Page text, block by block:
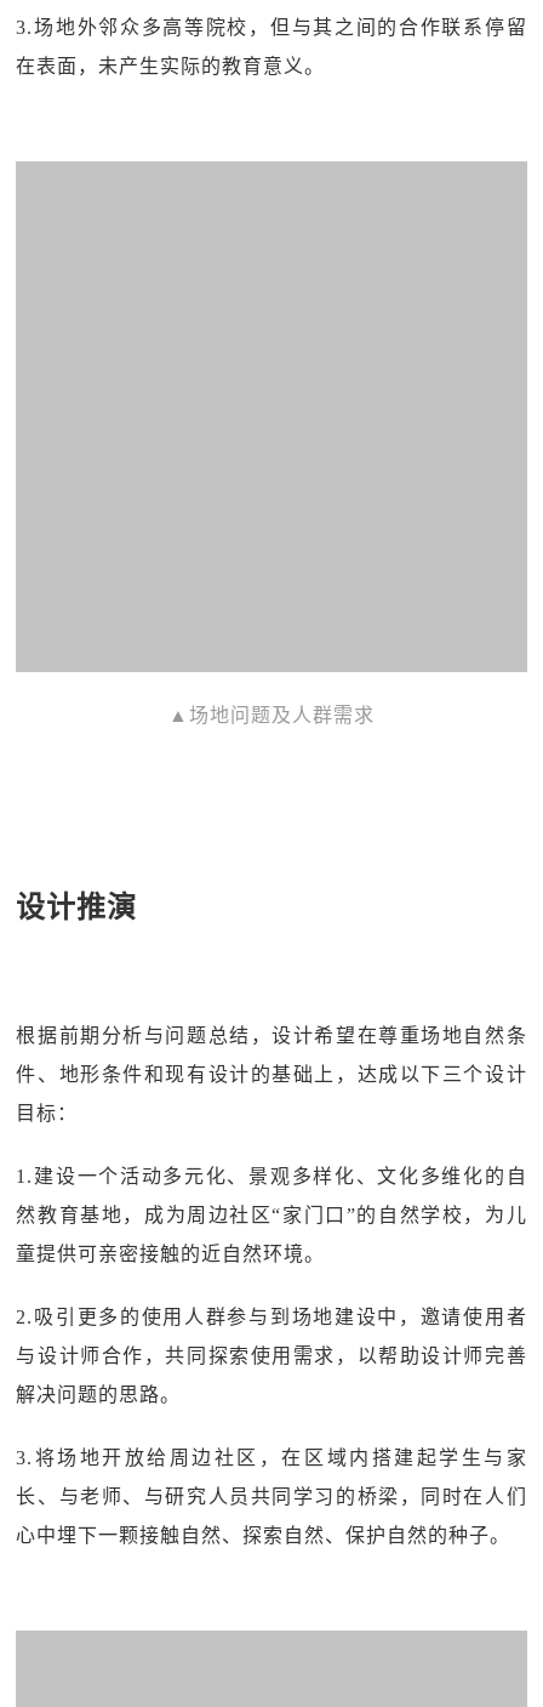
3.场地外邻众多高等院校，但与其之间的合作联系停留
在表面，未产生实际的教育意义。
▲场地问题及人群需求
设计推演
根据前期分析与问题总结，设计希望在尊重场地自然条
件、地形条件和现有设计的基础上，达成以下三个设计
目标：
1.建设一个活动多元化、景观多样化、文化多维化的自
然教育基地，成为周边社区“家门口”的自然学校，为儿
童提供可亲密接触的近自然环境。
2.吸引更多的使用人群参与到场地建设中，邀请使用者
与设计师合作，共同探索使用需求，以帮助设计师完善
解决问题的思路。
3.将场地开放给周边社区，在区域内搭建起学生与家
长、与老师、与研究人员共同学习的桥梁，同时在人们
心中埋下一颗接触自然、探索自然、保护自然的种子。